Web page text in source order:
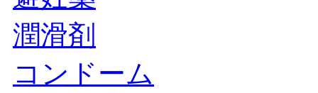
潤滑剤
コンドーム